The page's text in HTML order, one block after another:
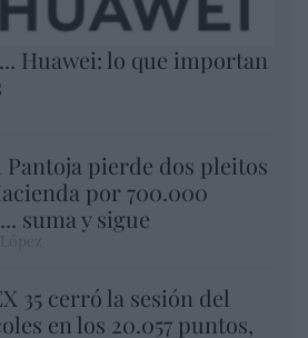
Huawei: lo que importan
Pantoja pierde dos pleitos
por 700.000
suma y sigue
35 cerró la sesión del
en los 20.057 puntos,